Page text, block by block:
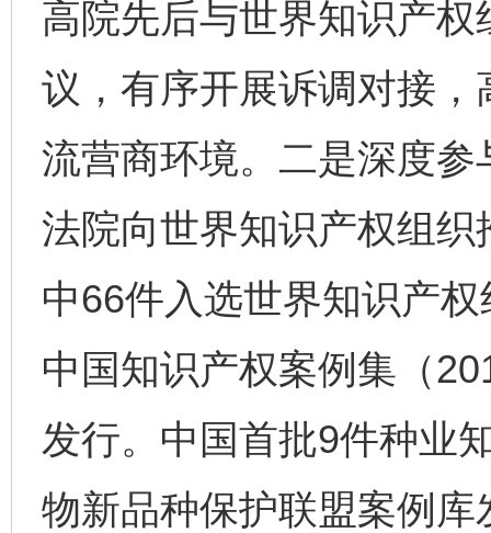
高院先后与世界知识产
议，有序开展诉调对接
流营商环境。二是深度
法院向世界知识产权组
中66件入选世界知识产
中国知识产权案例集（
发行。中国首批9件种业
物新品种保护联盟案例